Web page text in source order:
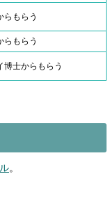
らもらう
らもらう
博士からもらう
。